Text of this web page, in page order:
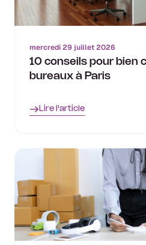
mercredi 29 juillet 2026
10 conseils pour bien
bureaux à Paris
Lire l'article